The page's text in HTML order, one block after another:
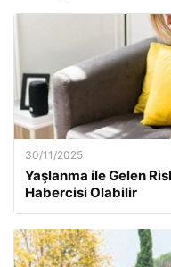
30/11/2025
Yaşlanma ile Gelen
Habercisi Olabilir